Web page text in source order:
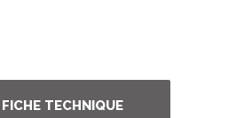
FICHE TECHNIQUE